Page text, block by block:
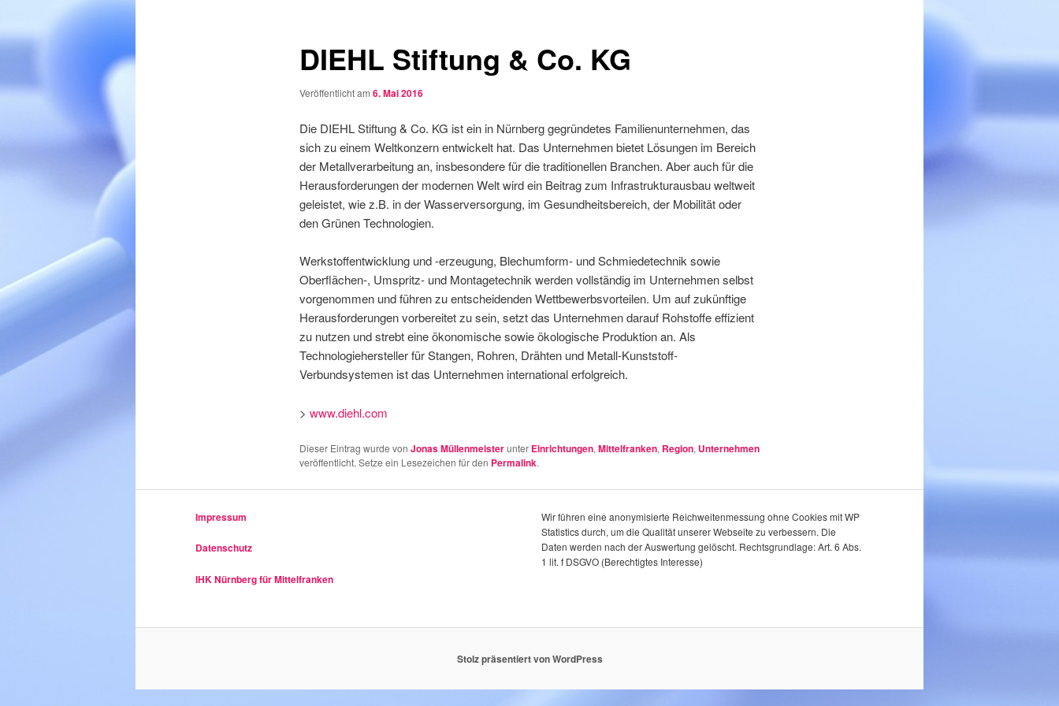
DIEHL Stiftung & Co. KG
Veröffentlicht am 6. Mai 2016
Die DIEHL Stiftung & Co. KG ist ein in Nürnberg gegründetes Familienunternehmen, das
sich zu einem Weltkonzern entwickelt hat. Das Unternehmen bietet Lösungen im Bereich
der Metallverarbeitung an, insbesondere für die traditionellen Branchen. Aber auch für die
Herausforderungen der modernen Welt wird ein Beitrag zum Infrastrukturausbau weltweit
geleistet, wie z.B. in der Wasserversorgung, im Gesundheitsbereich, der Mobilität oder
den Grünen Technologien.
Werkstoffentwicklung und -erzeugung, Blechumform- und Schmiedetechnik sowie
Oberflächen-, Umspritz- und Montagetechnik werden vollständig im Unternehmen selbst
vorgenommen und führen zu entscheidenden Wettbewerbsvorteilen. Um auf zukünftige
Herausforderungen vorbereitet zu sein, setzt das Unternehmen darauf Rohstoffe effizient
zu nutzen und strebt eine ökonomische sowie ökologische Produktion an. Als
Technologiehersteller für Stangen, Rohren, Drähten und Metall-Kunststoff-
Verbundsystemen ist das Unternehmen international erfolgreich.
> www.diehl.com
Dieser Eintrag wurde von Jonas Müllenmeisterunter Einrichtungen, Mittelfranken, Region, Unternehmen
veröffentlicht. Setze ein Lesezeichen für den Permalink.
Impressum
Datenschutz
IHK Nürnberg für Mittelfranken
Wir führen eine anonymisierte Reichweitenmessung ohne Cookies mit WP
Statistics durch, um die Qualität unserer Webseite zu verbessern. Die
Daten werden nach der Auswertung gelöscht. Rechtsgrundlage: Art. 6 Abs.
1 lit. f DSGVO (Berechtigtes Interesse)
Stolz präsentiert von WordPress